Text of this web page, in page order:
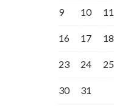
9 10 11
16 17 18
23 24 25
30 31